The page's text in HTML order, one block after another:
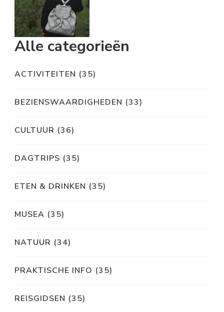
Alle categorieën
ACTIVITEITEN (35)
BEZIENSWAARDIGHEDEN (33)
CULTUUR (36)
DAGTRIPS (35)
ETEN & DRINKEN (35)
MUSEA (35)
NATUUR (34)
PRAKTISCHE INFO (35)
REISGIDSEN (35)